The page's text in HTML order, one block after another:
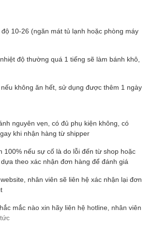
10-26 (ngăn mát tủ lạnh hoặc phòng máy
độ thường quá 1 tiếng sẽ làm bánh khô,
không ăn hết, sử dụng được thêm 1 ngày
nguyên vẹn, có đủ phụ kiện không, có
khi nhận hàng từ shipper
100% nếu sự cố là do lỗi đến từ shop hoặc
theo xác nhận đơn hàng để đánh giá
nhân viên sẽ liên hệ xác nhận lại đơn
mắc nào xin hãy liên hệ hotline, nhân viên